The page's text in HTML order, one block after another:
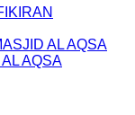
AL AQSA
AQSA